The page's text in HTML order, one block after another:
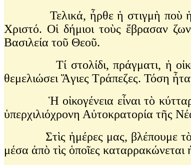
Τελικά, ἦρθε ἡ στιγμὴ ποὺ ἡ
Χριστό. Οἱ δήμιοι τοὺς ἔβρασαν
Βασιλεία τοῦ Θεοῦ.
Τί στολίδι, πράγματι, ἡ
θεμελιώσει Ἅγιες Τράπεζες. Τόση
Ἡ οἰκογένεια εἶναι τὸ κύτταρο
ὑπερχιλιόχρονη Αὐτοκρατορία τῆς
Στὶς ἡμέρες μας, βλέπουμε τὸ
μέσα ἀπὸ τὶς ὁποῖες